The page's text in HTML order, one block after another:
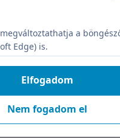
Részletek
ultrahang
a
Edge) is.
Nem fogadom el
Elfogadom